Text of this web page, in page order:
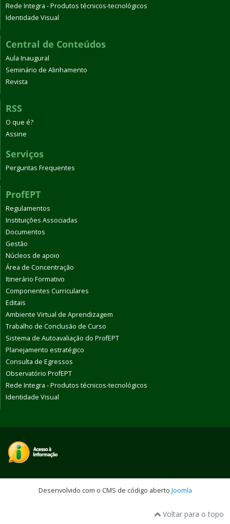
Rede Integra - Produtos técnicos-tecnológicos
Identidade Visual
Central de Conteúdos
Aula Inaugural
Seminário de Alinhamento
Revista
RSS
O que é?
Assine
Serviços
Perguntas Frequentes
ProfEPT
Regulamentos
Instituições Associadas
Documentos
Gestão
Núcleos de apoio
Área de Concentração
Itinerário Formativo
Componentes Curriculares
Editais
Ambiente Virtual de Aprendizagem
Trabalho de Conclusão de Curso
Sistema de Autoavaliação do ProfEPT
Planejamento estratégico
Consulta de Egressos
Observatório ProfEPT
Rede Integra - Produtos técnicos-tecnológicos
Identidade Visual
Desenvolvido com o CMS de código aberto Joomla
Voltar para o topo